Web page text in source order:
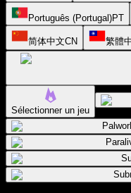
Português (Portugal)PT
简体中文CN 繁體
Sélectionner un jeu